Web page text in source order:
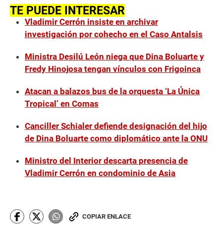
TE PUEDE INTERESAR
Vladimir Cerrón insiste en archivar
investigación por cohecho en el Caso Antalsis
Ministra Desilú León niega que Dina Boluarte y
Fredy Hinojosa tengan vínculos con Frigoinca
Atacan a balazos bus de la orquesta ‘La Única
Tropical’ en Comas
Canciller Schialer defiende designación del hijo
de Dina Boluarte como diplomático ante la ONU
Ministro del Interior descarta presencia de
Vladimir Cerrón en condominio de Asia
COPIAR ENLACE